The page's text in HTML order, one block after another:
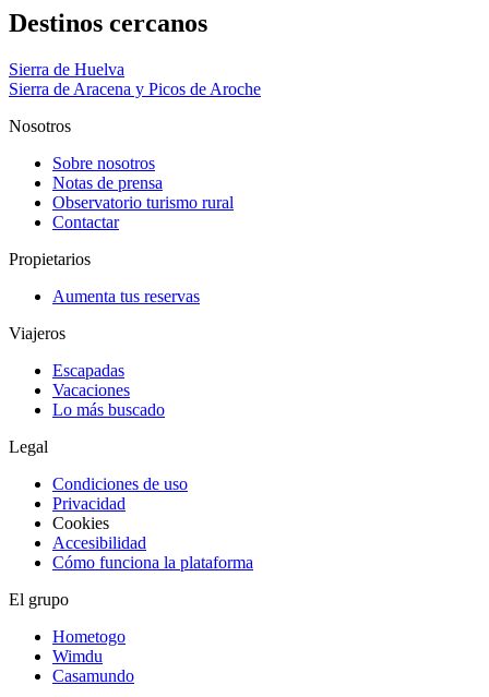
Destinos cercanos
Sierra de Huelva
Sierra de Aracena y Picos de Aroche
Nosotros
Sobre nosotros
Notas de prensa
Observatorio turismo rural
Contactar
Propietarios
Aumenta tus reservas
Viajeros
Escapadas
Vacaciones
Lo más buscado
Legal
Condiciones de uso
Privacidad
Cookies
Accesibilidad
Cómo funciona la plataforma
El grupo
Hometogo
Wimdu
Casamundo